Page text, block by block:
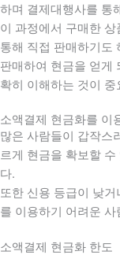
하며 결제대행사를 통
이 과정에서 구매한
통해 직접 판매하기도
판매하여 현금을 얻게
확히 이해하는 것이 중
소액결제 현금화를 이
많은 사람들이 갑작스
르게 현금을 확보할
다.
또한 신용 등급이 낮
를 이용하기 어려운
소액결제 현금화 한도